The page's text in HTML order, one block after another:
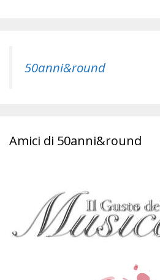
50anni&round
Amici di 50anni&round